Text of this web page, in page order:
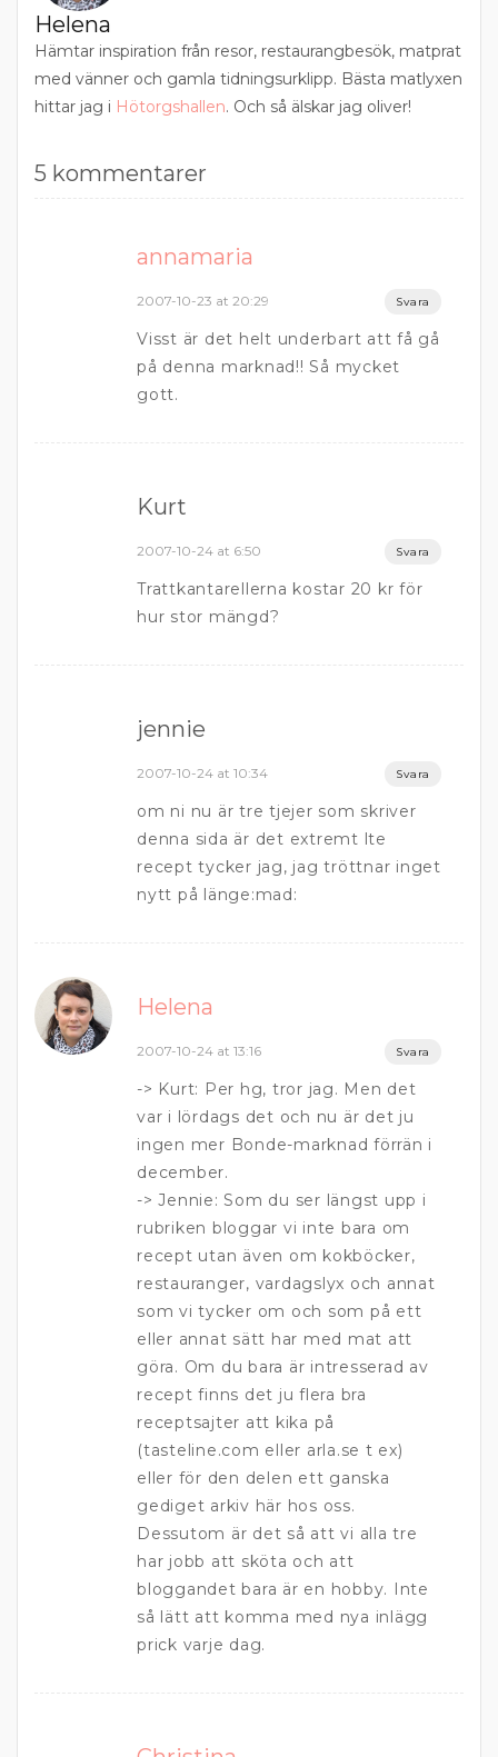
Helena
Hämtar inspiration från resor, restaurangbesök, matprat
med vänner och gamla tidningsurklipp. Bästa matlyxen
hittar jag i Hötorgshallen. Och så älskar jag oliver!
5 kommentarer
annamaria
2007-10-23 at 20:29 Svara
Visst är det helt underbart att få gå
på denna marknad!! Så mycket
gott.
Kurt
2007-10-24 at 6:50 Svara
Trattkantarellerna kostar 20 kr för
hur stor mängd?
jennie
2007-10-24 at 10:34 Svara
om ni nu är tre tjejer som skriver
denna sida är det extremt lte
recept tycker jag, jag tröttnar inget
nytt på länge:mad:
Helena
2007-10-24 at 13:16 Svara
-> Kurt: Per hg, tror jag. Men det
var i lördags det och nu är det ju
ingen mer Bonde-marknad förrän i
december.
-> Jennie: Som du ser längst upp i
rubriken bloggar vi inte bara om
recept utan även om kokböcker,
restauranger, vardagslyx och annat
som vi tycker om och som på ett
eller annat sätt har med mat att
göra. Om du bara är intresserad av
recept finns det ju flera bra
receptsajter att kika på
(tasteline.com eller arla.se t ex)
eller för den delen ett ganska
gediget arkiv här hos oss.
Dessutom är det så att vi alla tre
har jobb att sköta och att
bloggandet bara är en hobby. Inte
så lätt att komma med nya inlägg
prick varje dag.